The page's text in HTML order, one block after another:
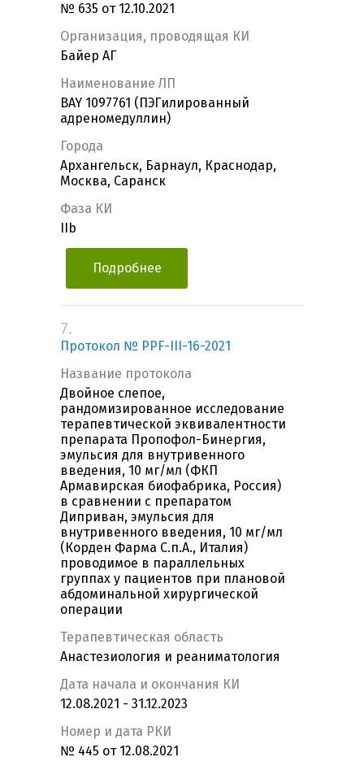
№ 635 от 12.10.2021
Организация, проводящая КИ
Байер АГ
Наименование ЛП
BAY 1097761 (ПЭГилированный
адреномедуллин)
Города
Архангельск, Барнаул, Краснодар,
Москва, Саранск
Фаза КИ
IIb
Подробнее
7.
Протокол № PPF-III-16-2021
Название протокола
Двойное слепое,
рандомизированное исследование
терапевтической эквивалентности
препарата Пропофол-Бинергия,
эмульсия для внутривенного
введения, 10 мг/мл (ФКП
Армавирская биофабрика, Россия)
в сравнении с препаратом
Диприван, эмульсия для
внутривенного введения, 10 мг/мл
(Корден Фарма С.п.А., Италия)
проводимое в параллельных
группах у пациентов при плановой
абдоминальной хирургической
операции
Терапевтическая область
Анастезиология и реаниматология
Дата начала и окончания КИ
12.08.2021 - 31.12.2023
Номер и дата РКИ
№ 445 от 12.08.2021